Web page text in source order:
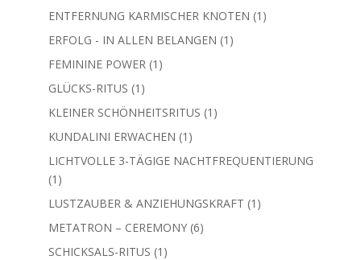
Produkte
ENTFERNUNG KARMISCHER KNOTEN 1 1
ERFOLG - IN ALLEN BELANGEN 1 1
FEMININE POWER 1 1
GLÜCKS-RITUS 1 1
Produkt
KLEINER SCHÖNHEITSRITUS 1 1
KUNDALINI ERWACHEN 1 1
Produkt
LICHTVOLLE 3-TÄGIGE NACHTFREQUENTIERUNG
1 1
Produkt
LUSTZAUBER & ANZIEHUNGSKRAFT 1 1
METATRON – CEREMONY 66
SCHICKSALS-RITUS 1 1